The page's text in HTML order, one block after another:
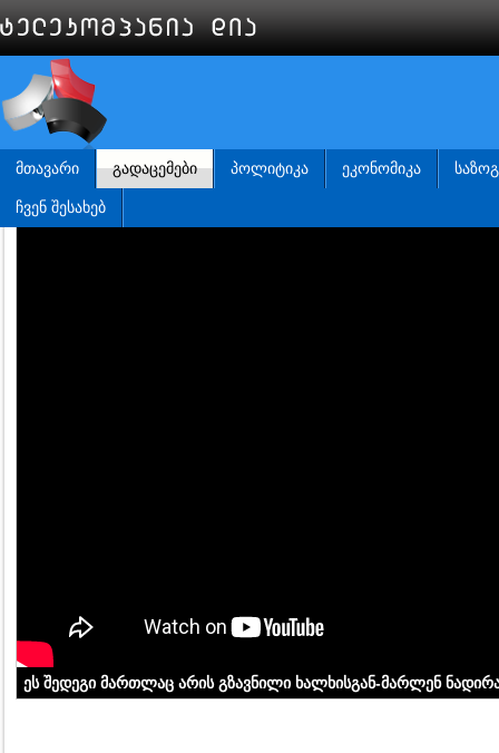
ᲛᲗᲐᲕᲐᲠᲘ ᲒᲐᲓᲐᲪᲔᲛᲔᲑᲘ ᲞᲝᲚᲘᲢᲘᲙᲐ ᲔᲙᲝᲜᲝᲛᲘᲙᲐ
ᲩᲕᲔᲜ ᲨᲔᲡᲐᲮᲔᲑ
ეს შედეგი მართლაც არის გზავნილი ხალხისგან-მარლენ